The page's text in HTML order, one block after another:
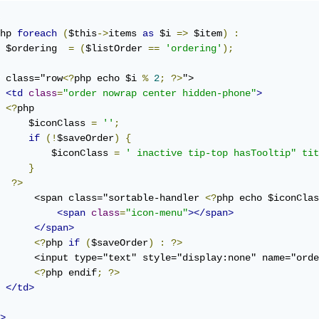
foreach ($this->items as $i => $item)
:
$ordering
= ($listOrder == 'ordering' );
class="row
<?php echo $i % 2; ?>">
<td
class="order nowrap center hidden-phone">
<?php
$iconClass
= '' ;
if
(!$saveOrder)
{
$iconClass
= ' inactive tip-top hasTooltip"
}
?>
<span class="sortable-handler
<?php echo
<span class="icon-menu"></span>
</span>
<?php if ($saveOrder) :
?>
<input type="text" style="display:none"
<?php endif;
?>
</td>